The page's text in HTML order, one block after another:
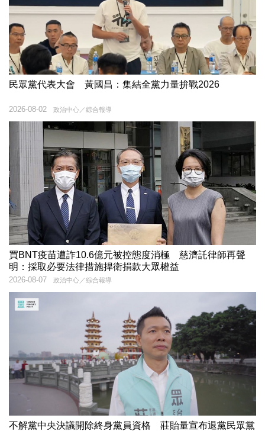
民眾黨代表大會 黃國昌：集結全黨力量拚戰2026
政治中心／綜合報導
2026-08-02
買BNT疫苗遭詐10.6億元被控態度消極 慈濟託律師再聲
明：採取必要法律措施捍衛捐款大眾權益
政治中心／綜合報導
2026-08-07
不解黨中央決議開除終身黨員資格 莊貽量宣布退黨民眾黨